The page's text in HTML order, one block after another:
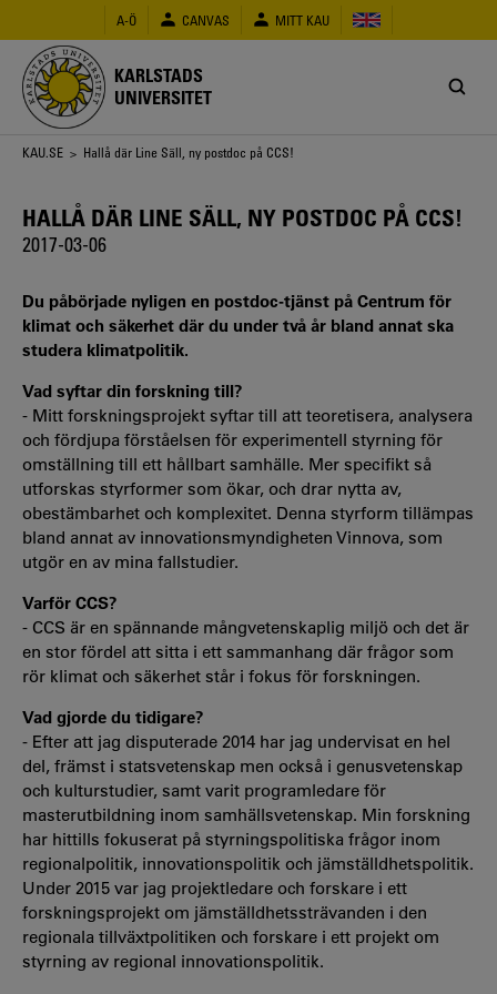
huvudinnehåll
A-Ö CANVAS MITT KAU
KARLSTADS
UNIVERSITET
Länkstig
KAU.SE > Hallå där Line Säll, ny postdoc på CCS!
HALLÅ DÄR LINE SÄLL, NY POSTDOC PÅ CCS!
2017-03-06
Du påbörjade nyligen en postdoc-tjänst på Centrum för
klimat och säkerhet där du under två år bland annat ska
studera klimatpolitik.
Vad syftar din forskning till?
- Mitt forskningsprojekt syftar till att teoretisera, analysera
och fördjupa förståelsen för experimentell styrning för
omställning till ett hållbart samhälle. Mer specifikt så
utforskas styrformer som ökar, och drar nytta av,
obestämbarhet och komplexitet. Denna styrform tillämpas
bland annat av innovationsmyndigheten Vinnova, som
utgör en av mina fallstudier.
Varför CCS?
- CCS är en spännande mångvetenskaplig miljö och det är
en stor fördel att sitta i ett sammanhang där frågor som
rör klimat och säkerhet står i fokus för forskningen.
Vad gjorde du tidigare?
- Efter att jag disputerade 2014 har jag undervisat en hel
del, främst i statsvetenskap men också i genusvetenskap
och kulturstudier, samt varit programledare för
masterutbildning inom samhällsvetenskap. Min forskning
har hittills fokuserat på styrningspolitiska frågor inom
regionalpolitik, innovationspolitik och jämställdhetspolitik.
Under 2015 var jag projektledare och forskare i ett
forskningsprojekt om jämställdhetssträvanden i den
regionala tillväxtpolitiken och forskare i ett projekt om
styrning av regional innovationspolitik.